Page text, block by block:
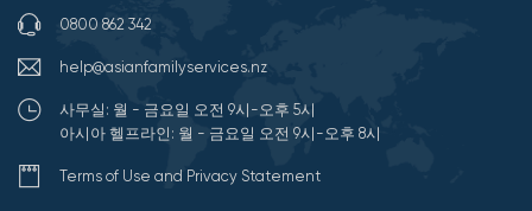
0800 862 342
help@asianfamilyservices.nz
사무실: 월 - 금요일 오전 9시-오후 5시
아시아 헬프라인: 월 - 금요일 오전 9시-오후 8시
Terms of Use and Privacy Statement